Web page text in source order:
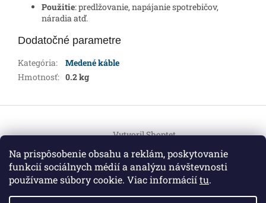
Na prispôsobenie obsahu a reklám, poskytovanie
funkcií sociálnych médií a analýzu návštevnosti
používame súbory cookie. Viac informáciítu.
Použitie: predlžovanie, napájanie spotrebičov,
náradia atď.
Dodatočné parametre
Kategória:
Medené káble
Hmotnosť: 0.2 kg
p
Vytvoril Shoptet
Copyright 2026HEMI Elektro. Všetky práva vyhradené.
Upraviť nastavenie cookies